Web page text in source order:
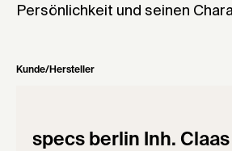
Persönlichkeit und seinen
Kunde/Hersteller
specs berlin Inh. Claas